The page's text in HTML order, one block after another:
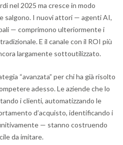
nel 2025 ma cresce in modo
salgono. I nuovi attori — agenti AI,
— comprimono ulteriormente i
E il canale con il ROI più
largamente sottoutilizzato.
“avanzata” per chi ha già risolto
adesso. Le aziende che lo
i clienti, automatizzando le
d’acquisto, identificando i
— stanno costruendo
da imitare.